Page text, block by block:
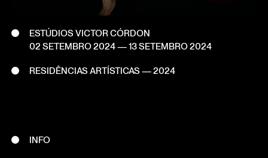
ESTÚDIOS VICTOR CÓRDON
02 SETEMBRO 2024—13 SETEMBRO 2024
RESIDÊNCIAS ARTÍSTICAS — 2024
INFO